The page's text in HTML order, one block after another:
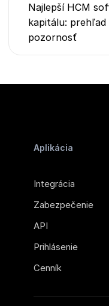
Najlepší HCM
kapitálu:
pozornosť
Aplikácia
Integrácia
Zabezpečenie
API
Prihlásenie
Cenník